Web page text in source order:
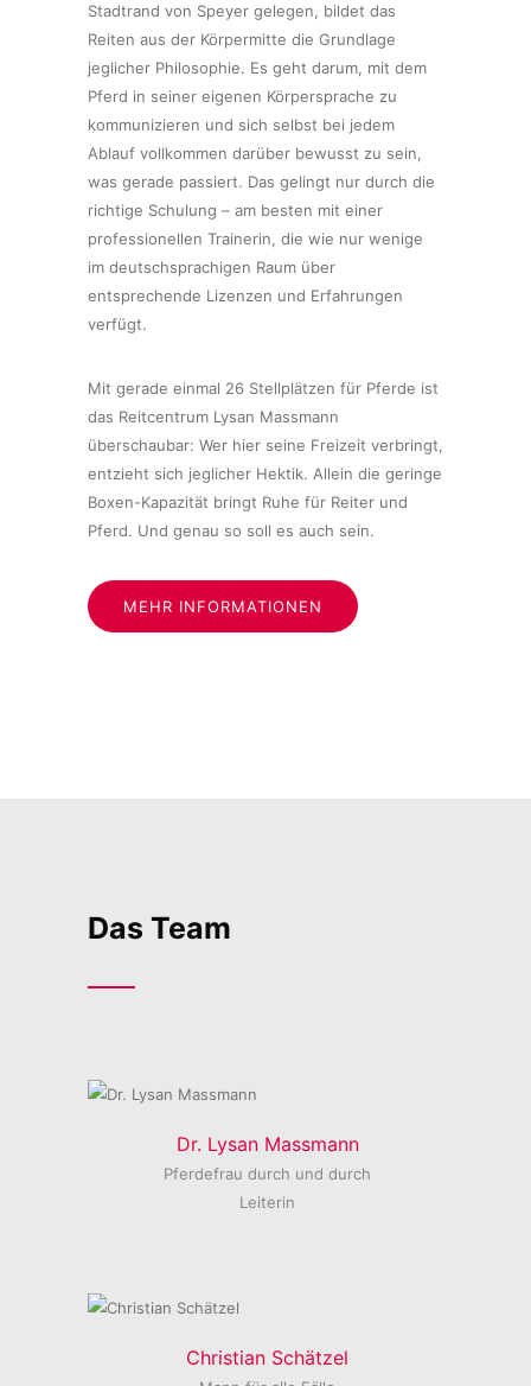
Stadtrand von Speyer gelegen, bildet das
Reiten aus der Körpermitte die Grundlage
jeglicher Philosophie. Es geht darum, mit dem
Pferd in seiner eigenen Körpersprache zu
kommunizieren und sich selbst bei jedem
Ablauf vollkommen darüber bewusst zu sein,
was gerade passiert. Das gelingt nur durch die
richtige Schulung – am besten mit einer
professionellen Trainerin, die wie nur wenige
im deutschsprachigen Raum über
entsprechende Lizenzen und Erfahrungen
verfügt.
Mit gerade einmal 26 Stellplätzen für Pferde ist
das Reitcentrum Lysan Massmann
überschaubar: Wer hier seine Freizeit verbringt,
entzieht sich jeglicher Hektik. Allein die geringe
Boxen-Kapazität bringt Ruhe für Reiter und
Pferd. Und genau so soll es auch sein.
MEHR INFORMATIONEN
Das Team
Dr. Lysan Massmann
Pferdefrau durch und durch
Leiterin
Christian Schätzel